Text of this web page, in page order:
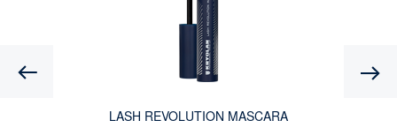
Previous
LASH REVOLUTION MASCARA